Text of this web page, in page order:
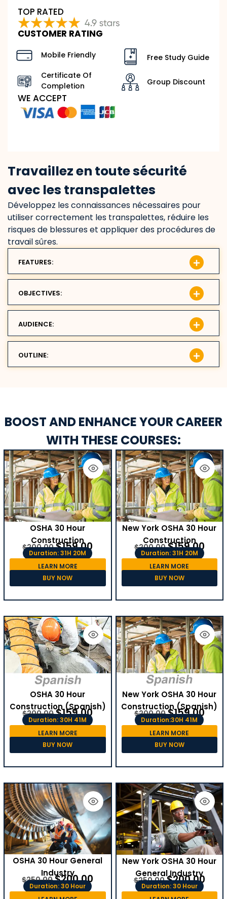
Travaillez en toute sécurité
avec les transpalettes
Développez les connaissances nécessaires pour
utiliser correctement les transpalettes, réduire les
risques de blessures et appliquer des procédures de
travail sûres.
FEATURES:
OBJECTIVES:
AUDIENCE:
OUTLINE:
TOP RATED
CUSTOMER RATING
Mobile Friendly
Certificate Of
Completion
Free Study Guide
Group Discount
WE ACCEPT
BOOST AND ENHANCE YOUR CAREER
WITH THESE COURSES:
OSHA 30 Hour
Construction
$200.00 $159.00
Duration: 31H 20M
LEARN MORE
BUY NOW
New York OSHA 30 Hour
Construction
$200.00 $159.00
Duration: 31H 20M
LEARN MORE
BUY NOW
OSHA 30 Hour
Construction (Spanish)
$200.00 $159.00
Duration: 30H 41M
LEARN MORE
BUY NOW
New York OSHA 30 Hour
Construction (Spanish)
$200.00 $159.00
Duration:30H 41M
LEARN MORE
BUY NOW
OSHA 30 Hour General
Industry
$250.00 $200.00
Duration: 30 Hour
New York OSHA 30 Hour
General Industry
$250.00 $200.00
Duration: 30 Hour